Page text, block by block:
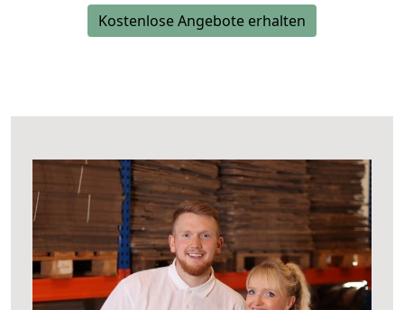
Kostenlose Angebote erhalten